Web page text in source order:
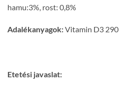
hamu:3%, rost: 0,8%
Adalékanyagok:Vitamin D3 290
Etetési javaslat: